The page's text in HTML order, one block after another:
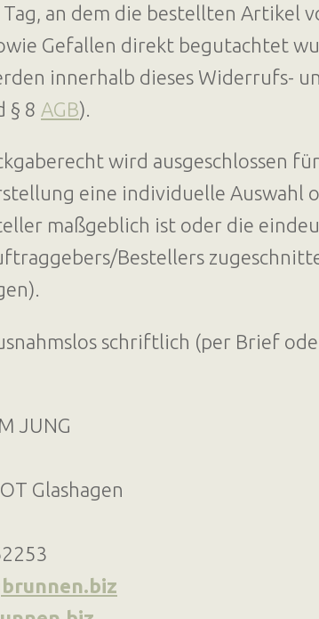
Tag, an dem die bestellten
Gefallen direkt begutachtet
innerhalb dieses Widerrufs-
§ 8 AGB).
wird ausgeschlossen
eine individuelle Auswahl
maßgeblich ist oder die
Bestellers
schriftlich (per Brief
JUNG
Glashagen